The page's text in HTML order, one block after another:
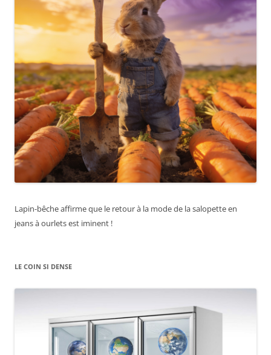
Lapin-bêche affirme que le retour à la mode de la salopette en
jeans à ourlets est iminent !
LE COIN SI DENSE